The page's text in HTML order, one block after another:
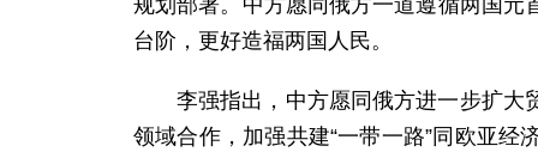
台阶，更好造福两国人民。
李强指出，中方愿同俄方进一步扩大
领域合作，加强共建“一带一路”同欧亚